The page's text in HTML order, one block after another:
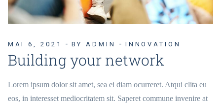
MAI 6, 2021 BY ADMIN INNOVATION
Building your network
Lorem ipsum dolor sit amet, sea ei diam ocurreret. Atqui clita eu
eos, in interesset mediocritatem sit. Saperet commune invenire at